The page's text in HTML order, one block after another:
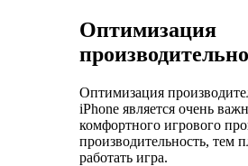
Оптимизация
Оптимизация
iPhone является очень
комфортного игрового
производительность, тем
работать игра.